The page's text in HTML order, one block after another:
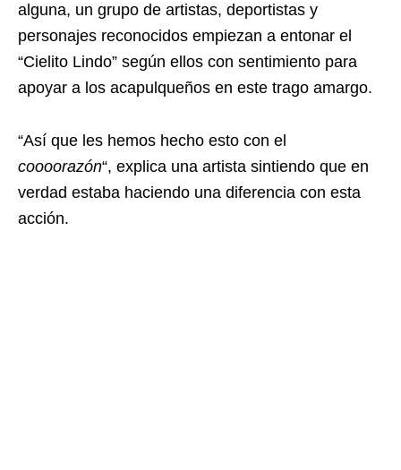
alguna, un grupo de artistas, deportistas y
personajes reconocidos empiezan a entonar el
“Cielito Lindo” según ellos con sentimiento para
apoyar a los acapulqueños en este trago amargo.
“Así que les hemos hecho esto con el
coooorazón“, explica una artista sintiendo que en
verdad estaba haciendo una diferencia con esta
acción.